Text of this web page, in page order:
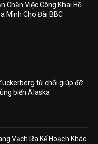
Chặn Việc Công Khai Hồ
Mình Cho Đài BBC
từ chối giúp đỡ
biển Alaska
Vạch Ra Kế Hoạch Khác